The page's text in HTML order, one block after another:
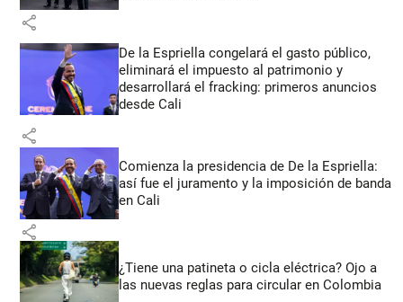
share
De la Espriella congelará el gasto público,
eliminará el impuesto al patrimonio y
desarrollará el fracking: primeros anuncios
desde Cali
share
Comienza la presidencia de De la Espriella:
así fue el juramento y la imposición de banda
en Cali
share
¿Tiene una patineta o cicla eléctrica? Ojo a
las nuevas reglas para circular en Colombia